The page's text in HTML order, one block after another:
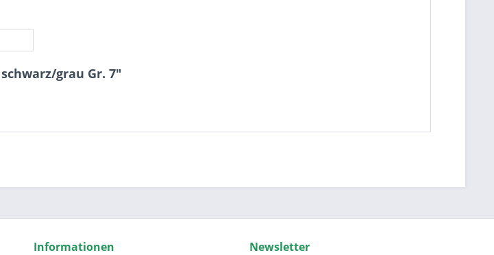
grau Gr. 7"
Informationen Newsletter